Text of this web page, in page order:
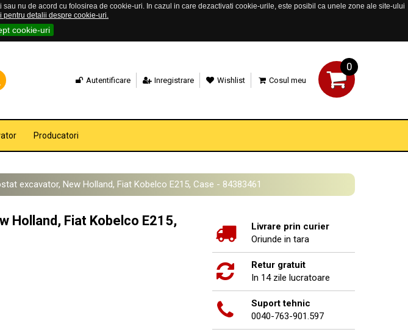
nu de acord cu folosirea de cookie-uri. In cazul in care dezactivati cookie-urile, este posibil ca unele zone ale site-ului
pentru detalii despre cookie-uri.
cookie-uri
0
Autentificare Inregistrare Wishlist Cosul meu
Producatori
excavator, New Holland, Fiat Kobelco E215, Case - 84383461
Livrare prin curier
Oriunde in tara
Retur gratuit
In 14 zile lucratoare
Suport tehnic
0040-763-901.597
Holland, Fiat Kobelco E215,